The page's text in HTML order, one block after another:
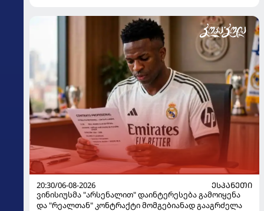
20:30/06-08-2026
ᲔᲡᲞᲐᲜᲔᲗᲘ
ვინისიუსმა "არსენალით" დაინტერესება გამოიყენა
და "რეალთან" კონტრაქტი მომგებიანად გააგრძელა